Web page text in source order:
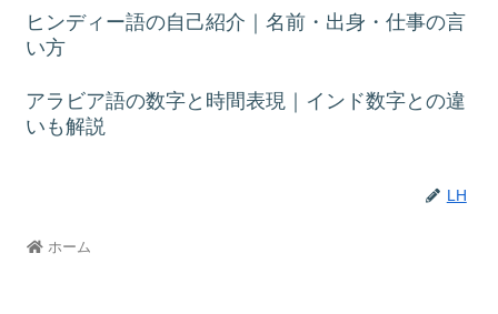
ヒンディー語の自己紹介｜名前・出身・仕事の言
い方
アラビア語の数字と時間表現｜インド数字との違
いも解説
LH
ホーム